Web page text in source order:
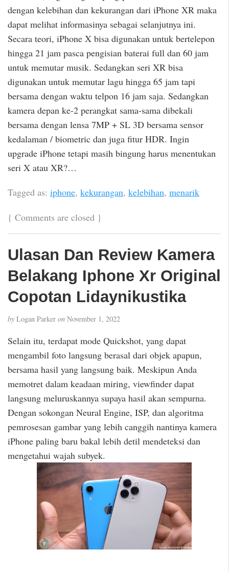
dengan kelebihan dan kekurangan dari iPhone XR maka
dapat melihat informasinya sebagai selanjutnya ini.
Secara teori, iPhone X bisa digunakan untuk bertelepon
hingga 21 jam pasca pengisian baterai full dan 60 jam
untuk memutar musik. Sedangkan seri XR bisa
digunakan untuk memutar lagu hingga 65 jam tapi
bersama dengan waktu telpon 16 jam saja. Sedangkan
kamera depan ke-2 perangkat sama-sama dibekali
bersama dengan lensa 7MP + SL 3D bersama sensor
kedalaman / biometric dan juga fitur HDR. Ingin
upgrade iPhone tetapi masih bingung harus menentukan
seri X atau XR?…
Tagged as: iphone, kekurangan, kelebihan, menarik
{ Comments are closed }
Ulasan Dan Review Kamera
Belakang Iphone Xr Original
Copotan Lidaynikustika
by Logan Parker on November 1, 2022
Selain itu, terdapat mode Quickshot, yang dapat
mengambil foto langsung berasal dari objek apapun,
bersama hasil yang langsung baik. Meskipun Anda
memotret dalam keadaan miring, viewfinder dapat
langsung meluruskannya supaya hasil akan sempurna.
Dengan sokongan Neural Engine, ISP, dan algoritma
pemrosesan gambar yang lebih canggih nantinya kamera
iPhone paling baru bakal lebih detil mendeteksi dan
mengetahui wajah subyek.